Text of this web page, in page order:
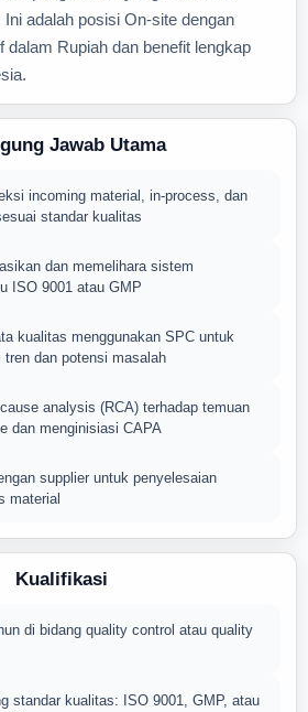
adalah posisi On-site dengan
dalam Rupiah dan benefit lengkap
Jawab Utama
incoming material, in-process, dan
standar kualitas
dan memelihara sistem
ISO 9001 atau GMP
kualitas menggunakan SPC untuk
dan potensi masalah
analysis (RCA) terhadap temuan
dan menginisiasi CAPA
supplier untuk penyelesaian
material
Kualifikasi
di bidang quality control atau quality
standar kualitas: ISO 9001, GMP, atau